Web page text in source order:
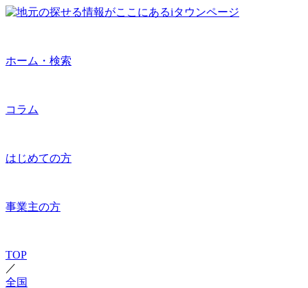
ホーム・検索
コラム
はじめての方
事業主の方
TOP
／
全国